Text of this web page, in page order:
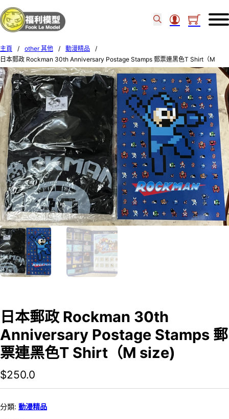
主頁 / other 其他 / 動漫精品
/
日本郵政 Rockman 30th Anniversary Postage Stamps 郵票連黑色T Shirt（M
size)
日本郵政 Rockman 30th
Anniversary Postage Stamps 郵
票連黑色T Shirt（M size)
$250.0
分類: 動漫精品